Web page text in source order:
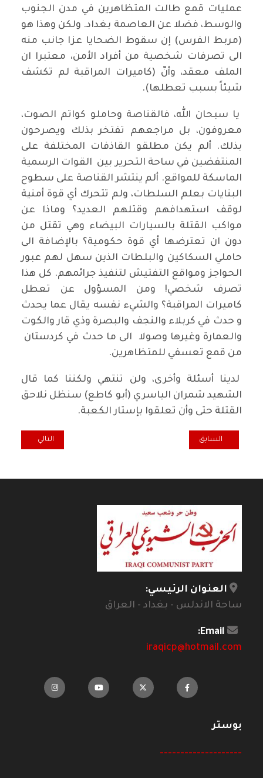
عمليات قمع طالت المتظاهرين في مدن الجنوب
والوسط، فضلا عن العاصمة بغداد. ولكن وهذا هو
(مربط الفرس) إن سقوط الضحايا عزا جانب منه
الى تصرفات شخصية من أفراد الأمن، معتبرا ان
الملف معقد، وأنّ (كاميرات المراقبة لم تكشف
شيئاً بسبب تعطلها).
يا سبحان الله، فالقناصة وحاملو كواتم الصوت،
معروفون، بل مراجعهم تفتخر بذلك ويصرحون
بذلك. ألم يكن مطلقو القاذفات المختلفة على
المنتفضين في ساحة التحرير بين القوات الرسمية
الماسكة للمواقع. ألم ينتشر القناصة على سطوح
البنايات بعلم السلطات، ولم تتحرك أي قوة أمنية
لوقف استهدافهم وقتلهم العديد؟ وماذا عن
مواكب القتلة بالسيارات البيضاء وهي تقتل من
دون ان تعترضها أي قوة حكومية؟ بالإضافة الى
حاملي السكاكين والبلطات الذين سهل لهم عبور
الحواجز ومواقع التفتيش لتنفيذ جرائمهم. كل هذا
تصرف شخصي! ومن المسؤول عن تعطل
كاميرات المراقبة؟ والشيء نفسه يقال عما يحدث
و حدث في كربلاء والنجف والبصرة وذي قار والكوت
والعمارة وغيرها وصولا الى ما حدث في كردستان
من قمع تعسفي للمتظاهرين.
لدينا أسئلة وأخرى، ولن تنتهي ولكننا كما قال
الشهيد شمران الياسري (أبو كاطع) سنظل نلاحق
القتلة حتى وأن تعلقوا بإستار الكعبة.
المقال السابق: تفجيرات بغداد
السابق المقال التالي:
التالي
العنوان الرئيسي:
ساحة الاندلس - بغداد - العراق
Email:
iraqicp@hotmail.com
بوستر
--------------------